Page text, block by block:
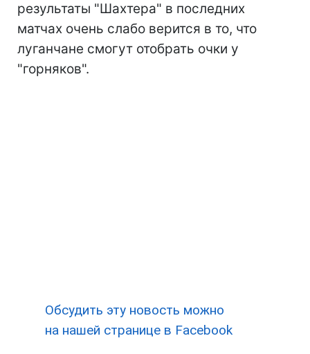
результаты "Шахтера" в последних
матчах очень слабо верится в то, что
луганчане смогут отобрать очки у
"горняков".
Обсудить эту новость можно
на нашей странице в Facebook